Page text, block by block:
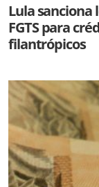
Lula sanciona
FGTS para
filantrópicos